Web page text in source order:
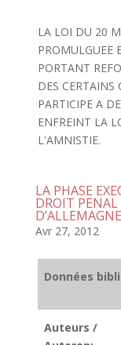
LA LOI DU 20
PROMULGUEE
PORTANT
DES CERTAINS
PARTICIPE A
ENFREINT LA
L'AMNISTIE.
LA PHASE
DROIT PENAL
Avr 27, 2012
Données
Auteurs /